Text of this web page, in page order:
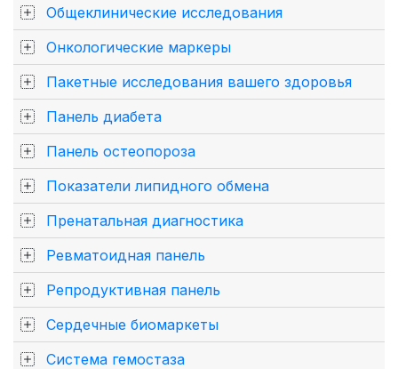
Общеклинические исследования
Онкологические маркеры
Пакетные исследования вашего здоровья
Панель диабета
Панель остеопороза
Показатели липидного обмена
Пренатальная диагностика
Ревматоидная панель
Репродуктивная панель
Сердечные биомаркеты
Система гемостаза